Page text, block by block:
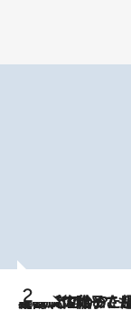
2026.8.5
【阿川佐和子さんの年とる力】なぜ70代で始めた趣味は“こんなに楽しい”のか？ ピアノ、俳句…スランプに陥っても続けられる“ある秘訣”とは